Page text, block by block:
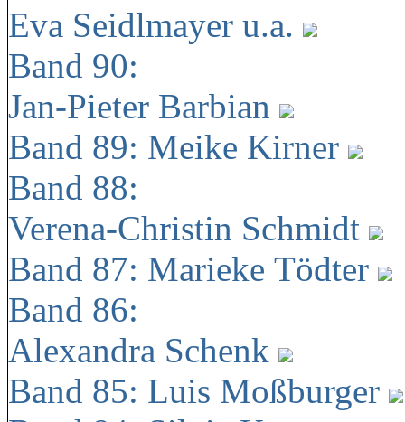
Eva Seidlmayer u.a.
Band 90:
Jan-Pieter Barbian
Band 89: Meike Kirner
Band 88:
Verena-Christin Schmidt
Band 87: Marieke Tödter
Band 86:
Alexandra Schenk
Band 85: Luis Moßburger